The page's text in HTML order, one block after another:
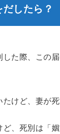
したら？
た際、この
けど、妻が
、死別は「